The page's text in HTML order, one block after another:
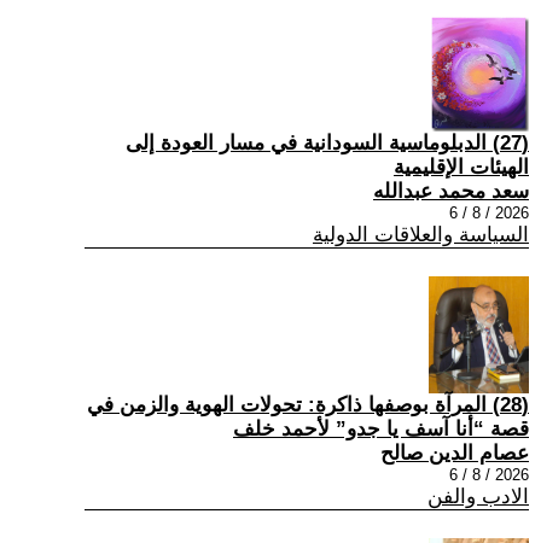
(27) الدبلوماسية السودانية في مسار العودة إلى
الهيئات الإقليمية
سعد محمد عبدالله
2026 / 8 / 6
السياسة والعلاقات الدولية
(28) المرآة بوصفها ذاكرة: تحولات الهوية والزمن في
قصة “أنا آسف يا جدو” لأحمد خلف
عصام الدين صالح
2026 / 8 / 6
الادب والفن